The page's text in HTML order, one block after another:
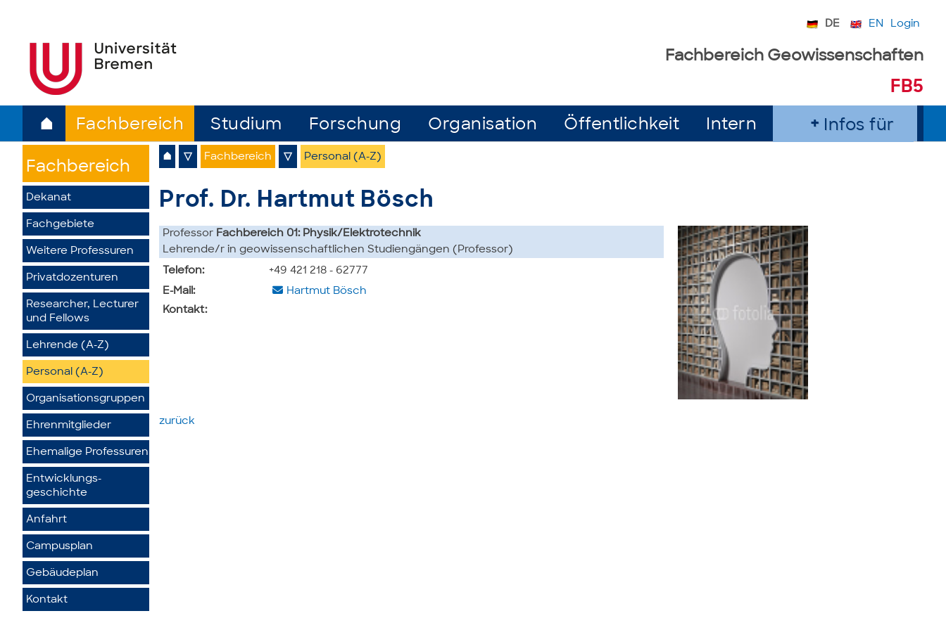
DE EN Login
Fachbereich Geowissenschaften
FB5
⌂ Fachbereich Studium Forschung Organisation Öffentlichkeit Intern Infos für
Fachbereich
Dekanat
Fachgebiete
Weitere Professuren
Privatdozenturen
Researcher, Lecturer
und Fellows
Lehrende (A-Z)
Personal (A-Z)
Organisationsgruppen
Ehrenmitglieder
Ehemalige Professuren
Entwicklungs­
geschichte
Anfahrt
Campusplan
Gebäudeplan
Kontakt
⌂ ▽ Fachbereich ▽ Personal (A-Z)
Prof. Dr. Hartmut Bösch
Professor Fachbereich 01: Physik/Elektrotechnik
Lehrende/r in geowissenschaftlichen Studiengängen (Professor)
Telefon:
+49 421 218 - 62777
E-Mail:
Hartmut Bösch
Kontakt:
zurück